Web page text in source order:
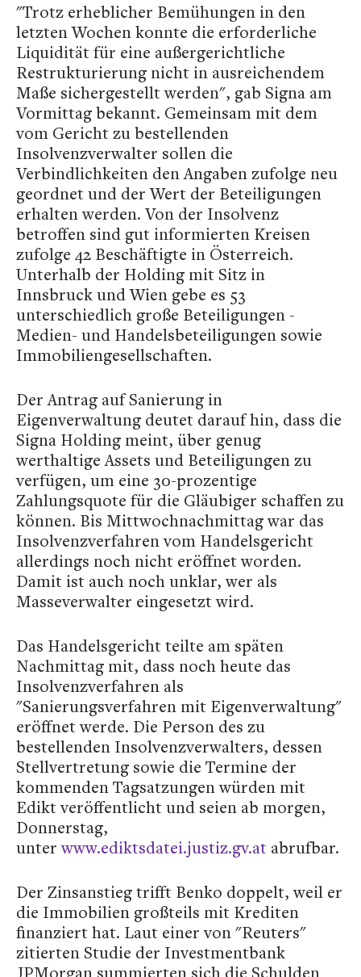
"Trotz erheblicher Bemühungen in den
letzten Wochen konnte die erforderliche
Liquidität für eine außergerichtliche
Restrukturierung nicht in ausreichendem
Maße sichergestellt werden", gab Signa am
Vormittag bekannt. Gemeinsam mit dem
vom Gericht zu bestellenden
Insolvenzverwalter sollen die
Verbindlichkeiten den Angaben zufolge neu
geordnet und der Wert der Beteiligungen
erhalten werden. Von der Insolvenz
betroffen sind gut informierten Kreisen
zufolge 42 Beschäftigte in Österreich.
Unterhalb der Holding mit Sitz in
Innsbruck und Wien gebe es 53
unterschiedlich große Beteiligungen -
Medien- und Handelsbeteiligungen sowie
Immobiliengesellschaften.
Der Antrag auf Sanierung in
Eigenverwaltung deutet darauf hin, dass die
Signa Holding meint, über genug
werthaltige Assets und Beteiligungen zu
verfügen, um eine 30-prozentige
Zahlungsquote für die Gläubiger schaffen zu
können. Bis Mittwochnachmittag war das
Insolvenzverfahren vom Handelsgericht
allerdings noch nicht eröffnet worden.
Damit ist auch noch unklar, wer als
Masseverwalter eingesetzt wird.
Das Handelsgericht teilte am späten
Nachmittag mit, dass noch heute das
Insolvenzverfahren als
"Sanierungsverfahren mit Eigenverwaltung"
eröffnet werde. Die Person des zu
bestellenden Insolvenzverwalters, dessen
Stellvertretung sowie die Termine der
kommenden Tagsatzungen würden mit
Edikt veröffentlicht und seien ab morgen,
Donnerstag,
unterwww.ediktsdatei.justiz.gv.at abrufbar.
Der Zinsanstieg trifft Benko doppelt, weil er
die Immobilien großteils mit Krediten
finanziert hat. Laut einer von "Reuters"
zitierten Studie der Investmentbank
JPMorgan summierten sich die Schulden